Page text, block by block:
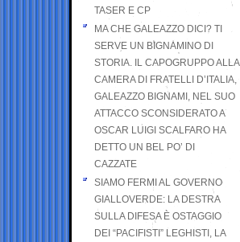
TASER E CP
MA CHE GALEAZZO DICI? TI
SERVE UN BIGNAMINO DI
STORIA. IL CAPOGRUPPO ALLA
CAMERA DI FRATELLI D’ITALIA,
GALEAZZO BIGNAMI, NEL SUO
ATTACCO SCONSIDERATO A
OSCAR LUIGI SCALFARO HA
DETTO UN BEL PO’ DI
CAZZATE
SIAMO FERMI AL GOVERNO
GIALLOVERDE: LA DESTRA
SULLA DIFESA È OSTAGGIO
DEI “PACIFISTI” LEGHISTI, LA